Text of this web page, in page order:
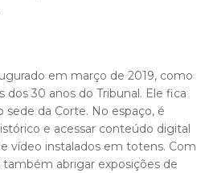
em março de 2019, como
30 anos do Tribunal. Ele fica
da Corte. No espaço, é
e acessar conteúdo digital
vídeo instalados em totens. Com
abrigar exposições de